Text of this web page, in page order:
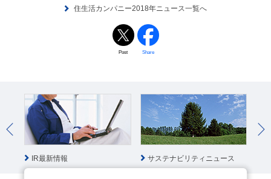
住生活カンパニー2018年ニュース一覧へ
Post Share
IR最新情報 サステナビリティニュース